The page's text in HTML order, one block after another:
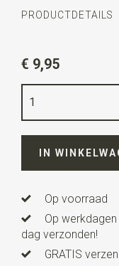
PRODUCTDETAILS
Kleur
Lengte
€ 9,95
IN
Op voorraad
Op
dag verzonden!
GRATIS